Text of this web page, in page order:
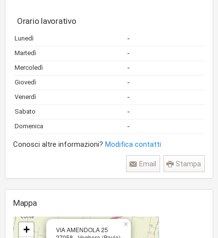
Orario lavorativo
Lunedì -
Martedì -
Mercoledì -
Giovedì -
Venerdì -
Sabato -
Domenica -
Conosci altre informazioni? Modifica contatti
Stampa
Email
Mappa
VIA AMENDOLA 25
×
+